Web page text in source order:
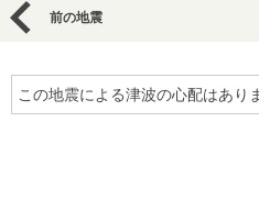
前の地震
この地震による津波の心配はあり